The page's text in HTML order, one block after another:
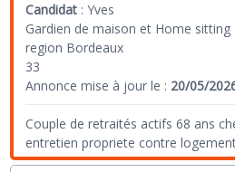
Candidat :Yves
Gardien de maison et Home sitting
region Bordeaux
33
Annonce mise à jour le : 20/05/
Couple de retraités actifs 68 ans
entretien propriete contre